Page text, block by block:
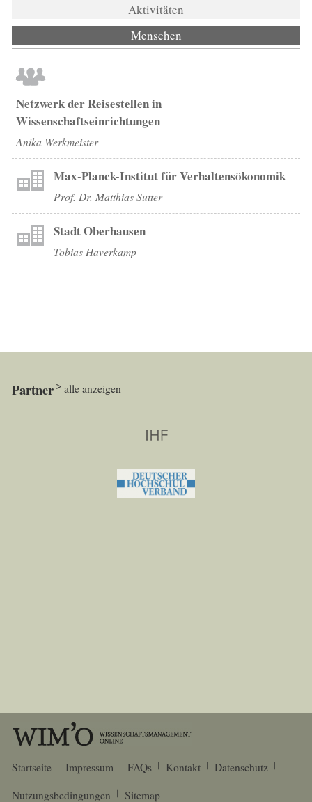
Aktivitäten
Menschen
Netzwerk der Reisestellen in
Wissenschaftseinrichtungen
Anika Werkmeister
Max-Planck-Institut für Verhaltensökonomik
Prof. Dr. Matthias Sutter
Stadt Oberhausen
Tobias Haverkamp
Partner alle anzeigen
Startseite Impressum FAQs Kontakt
Datenschutz
Nutzungsbedingungen
Sitemap